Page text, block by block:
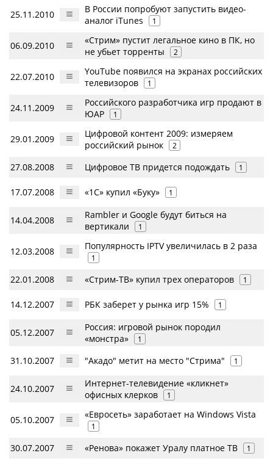
25.11.2010
В России попробуют запустить видео-
аналог iTunes
1
06.09.2010
«Стрим» пустит легальное кино в ПК, но
не убьет торренты
2
22.07.2010
YouTube появился на экранах российских
телевизоров
1
24.11.2009
Российского разработчика игр продают в
ЮАР
1
29.01.2009
Цифровой контент 2009: измеряем
российский рынок
2
27.08.2008 Цифровое ТВ придется подождать 1
17.07.2008 «1С» купил «Буку» 1
14.04.2008
Rambler и Google будут биться на
вертикали
1
12.03.2008 Популярность IPTV увеличилась в 2 раза
1
22.01.2008 «Стрим-ТВ» купил трех операторов 1
14.12.2007 РБК заберет у рынка игр 15% 1
05.12.2007
Россия: игровой рынок породил
«монстра»
1
31.10.2007 "Акадо" метит на место "Стрима" 1
24.10.2007
Интернет-телевидение «кликнет»
офисных клерков
1
05.10.2007 «Евросеть» заработает на Windows Vista
1
30.07.2007 «Ренова» покажет Уралу платное ТВ 1